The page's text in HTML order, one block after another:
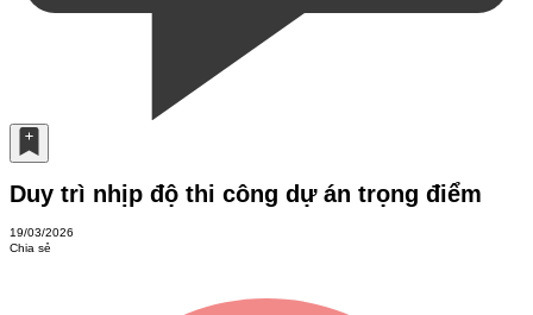
Duy trì nhịp độ thi công dự án trọng điểm
19/03/2026
Chia sẻ